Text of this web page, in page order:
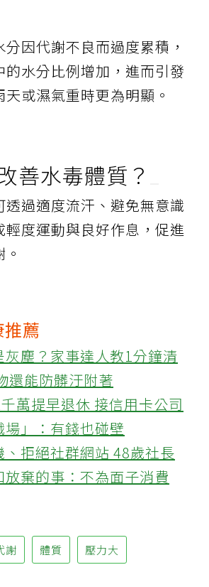
因代謝不良而過度累積，
的水分比例增加，進而引發
或濕氣重時更為明顯。
善水毒體質？
透過適度流汗、避免無意識
度運動與良好作息，促進
薦
塵？家事達人教1分鐘清
還能防髒汙附著
萬提早退休 接信用卡公司
」：有錢也碰壁
拒絕社群網站 48歲社長
放棄的事：不為面子消費
謝 體質 壓力大